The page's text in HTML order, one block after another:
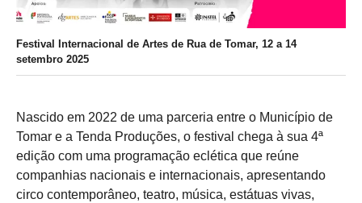
Festival Internacional de Artes de Rua de Tomar, 12 a 14
setembro 2025
Nascido em 2022 de uma parceria entre o Município de
Tomar e a Tenda Produções, o festival chega à sua 4ª
edição com uma programação eclética que reúne
companhias nacionais e internacionais, apresentando
circo contemporâneo, teatro, música, estátuas vivas,